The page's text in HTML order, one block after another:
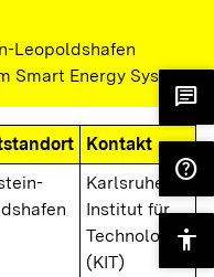
Leopoldshafen
Smart Energy System.
Kontakt
Karlsruher
Institut für
Technologie
(KIT)
chat
help
accessibility